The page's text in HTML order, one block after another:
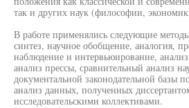
так и других наук (философии,
В работе применялись следующие
синтез, научное обобщение, аналогия,
наблюдение и интервьюирование,
анализ прессы, сравнительный анализ
документальной законодательной базы
анализ данных, полученных
исследовательскими коллективами.